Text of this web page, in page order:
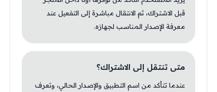
قبل الاشتراك، ثم الانتقال مباشرة إلى التفعيل عند
معرفة الإصدار المناسب لجهازه.
متى تنتقل إلى الاشتراك؟
عندما تتأكد من اسم التطبيق والإصدار الحالي، وتعرف